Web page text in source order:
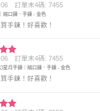
滿
訂單末4碼: 7455
縮口鍊．手鍊 - 金色
手鍊！好喜歡！
滿
訂單末4碼: 7455
星月手鍊｜縮口鍊．手鍊 - 金色
手鍊！好喜歡！